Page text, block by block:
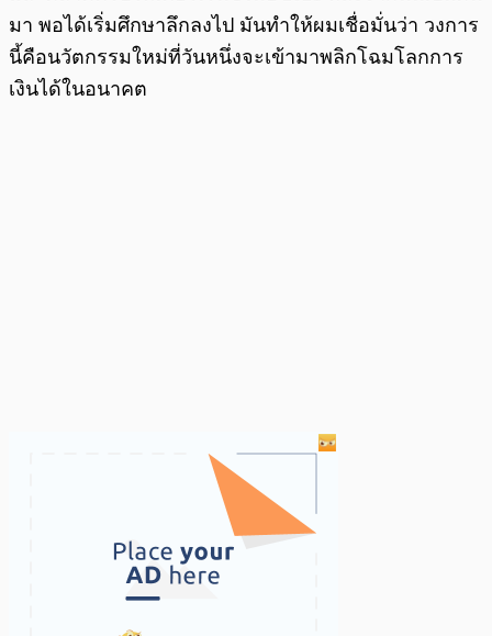
มา พอได้เริ่มศึกษาลึกลงไป มันทำให้ผมเชื่อมั่นว่า วงการ
นี้คือนวัตกรรมใหม่ที่วันหนึ่งจะเข้ามาพลิกโฉมโลกการ
เงินได้ในอนาคต